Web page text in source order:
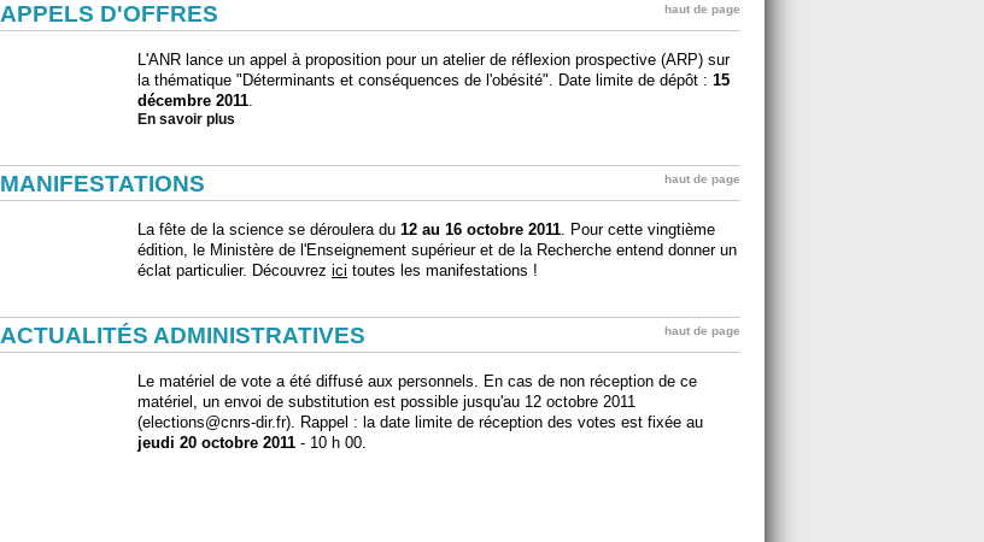
APPELS D'OFFRES haut de page
L'ANR lance un appel à proposition pour un atelier de réflexion prospective (ARP) sur
la thématique "Déterminants et conséquences de l'obésité". Date limite de dépôt : 15
décembre 2011.
En savoir plus
MANIFESTATIONS haut de page
La fête de la science se déroulera du 12 au 16 octobre 2011. Pour cette vingtième
édition, le Ministère de l'Enseignement supérieur et de la Recherche entend donner un
éclat particulier. Découvrez ici toutes les manifestations !
ACTUALITÉS ADMINISTRATIVES haut de page
Le matériel de vote a été diffusé aux personnels. En cas de non réception de ce
matériel, un envoi de substitution est possible jusqu'au 12 octobre 2011
(elections@cnrs-dir.fr). Rappel : la date limite de réception des votes est fixée au
jeudi 20 octobre 2011 - 10 h 00.